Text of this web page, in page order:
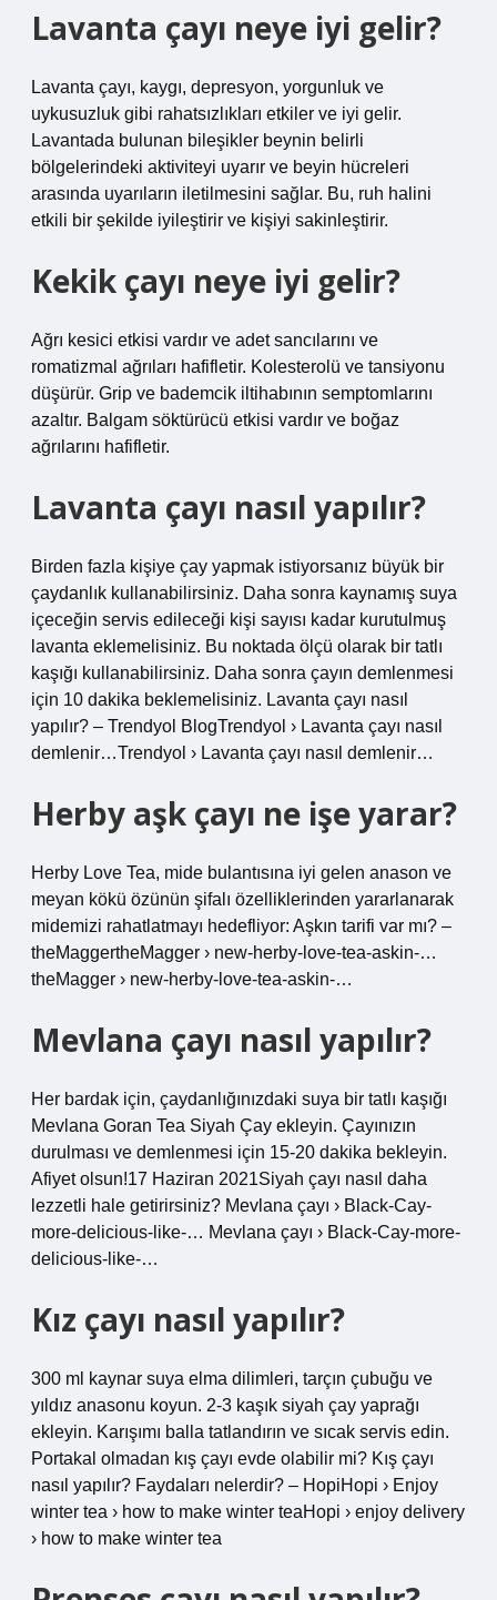
Lavanta çayı neye iyi gelir?
Lavanta çayı, kaygı, depresyon, yorgunluk ve
uykusuzluk gibi rahatsızlıkları etkiler ve iyi gelir.
Lavantada bulunan bileşikler beynin belirli
bölgelerindeki aktiviteyi uyarır ve beyin hücreleri
arasında uyarıların iletilmesini sağlar. Bu, ruh halini
etkili bir şekilde iyileştirir ve kişiyi sakinleştirir.
Kekik çayı neye iyi gelir?
Ağrı kesici etkisi vardır ve adet sancılarını ve
romatizmal ağrıları hafifletir. Kolesterolü ve tansiyonu
düşürür. Grip ve bademcik iltihabının semptomlarını
azaltır. Balgam söktürücü etkisi vardır ve boğaz
ağrılarını hafifletir.
Lavanta çayı nasıl yapılır?
Birden fazla kişiye çay yapmak istiyorsanız büyük bir
çaydanlık kullanabilirsiniz. Daha sonra kaynamış suya
içeceğin servis edileceği kişi sayısı kadar kurutulmuş
lavanta eklemelisiniz. Bu noktada ölçü olarak bir tatlı
kaşığı kullanabilirsiniz. Daha sonra çayın demlenmesi
için 10 dakika beklemelisiniz. Lavanta çayı nasıl
yapılır? – Trendyol BlogTrendyol › Lavanta çayı nasıl
demlenir…Trendyol › Lavanta çayı nasıl demlenir…
Herby aşk çayı ne işe yarar?
Herby Love Tea, mide bulantısına iyi gelen anason ve
meyan kökü özünün şifalı özelliklerinden yararlanarak
midemizi rahatlatmayı hedefliyor: Aşkın tarifi var mı? –
theMaggertheMagger › new-herby-love-tea-askin-…
theMagger › new-herby-love-tea-askin-…
Mevlana çayı nasıl yapılır?
Her bardak için, çaydanlığınızdaki suya bir tatlı kaşığı
Mevlana Goran Tea Siyah Çay ekleyin. Çayınızın
durulması ve demlenmesi için 15-20 dakika bekleyin.
Afiyet olsun!17 Haziran 2021Siyah çayı nasıl daha
lezzetli hale getirirsiniz? Mevlana çayı › Black-Cay-
more-delicious-like-… Mevlana çayı › Black-Cay-more-
delicious-like-…
Kız çayı nasıl yapılır?
300 ml kaynar suya elma dilimleri, tarçın çubuğu ve
yıldız anasonu koyun. 2-3 kaşık siyah çay yaprağı
ekleyin. Karışımı balla tatlandırın ve sıcak servis edin.
Portakal olmadan kış çayı evde olabilir mi? Kış çayı
nasıl yapılır? Faydaları nelerdir? – HopiHopi › Enjoy
winter tea › how to make winter teaHopi › enjoy delivery
› how to make winter tea